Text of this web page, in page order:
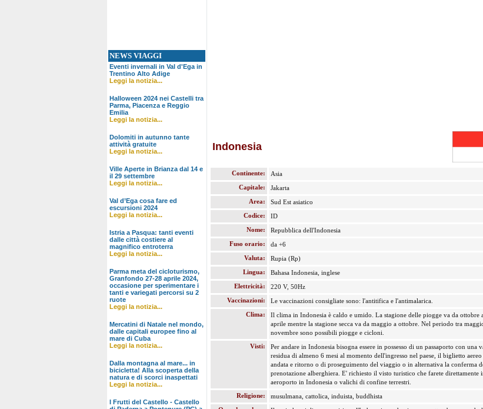
NEWS VIAGGI
Eventi invernali in Val d'Ega in
Trentino Alto Adige
Leggi la notizia...
Halloween 2024 nei Castelli tra
Parma, Piacenza e Reggio
Emilia
Leggi la notizia...
Dolomiti in autunno tante
attività gratuite
Leggi la notizia...
Ville Aperte in Brianza dal 14 e
il 29 settembre
Leggi la notizia...
Val d’Ega cosa fare ed
escursioni 2024
Leggi la notizia...
Istria a Pasqua: tanti eventi
dalle città costiere al
magnifico entroterra
Leggi la notizia...
Parma meta del cicloturismo,
Granfondo 27-28 aprile 2024,
occasione per sperimentare i
tanti e variegati percorsi su 2
ruote
Leggi la notizia...
Mercatini di Natale nel mondo,
dalle capitali europee fino al
mare di Cuba
Leggi la notizia...
Dalla montagna al mare... in
bicicletta! Alla scoperta della
natura e di scorci inaspettati
Leggi la notizia...
I Frutti del Castello - Castello
Indonesia
Continente:
Asia
Capitale:
Jakarta
Area:
Sud Est asiatico
Codice:
ID
Nome:
Repubblica dell'Indonesia
Fuso orario:
da +6
Valuta:
Rupia (Rp)
Lingua:
Bahasa Indonesia, inglese
Elettricità:
220 V, 50Hz
Vaccinazioni:
Le vaccinazioni consigliate sono: l'antitifica e l'antimalarica.
Clima:
Il clima in Indonesia è caldo e umido. La stagione delle piogge va da ottobre
aprile mentre la stagione secca va da maggio a ottobre. Nel periodo tra
novembre sono possibili piogge e cicloni.
Visti:
Per andare in Indonesia bisogna essere in possesso di un passaporto con una
residua di almeno 6 mesi al momento dell'ingresso nel paese, il biglietto aereo
andata e ritorno o di proseguimento del viaggio o in alternativa la conferma
prenotazione alberghiera. E' richiesto il visto turistico che farete direttamente
aeroporto in Indonesia o valichi di confine terrestri.
Religione:
musulmana, cattolica, induista, buddhista